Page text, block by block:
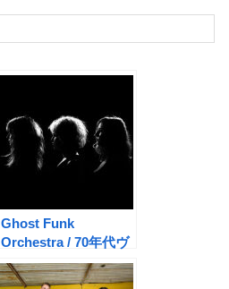
Ghost Funk
Orchestra / 70年代ヴ
ィンテージを感じるフ
ァズファンク